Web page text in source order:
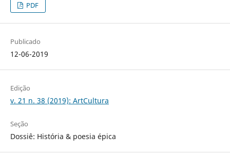
PDF
Publicado
12-06-2019
Edição
v. 21 n. 38 (2019): ArtCultura
Seção
Dossiê: História & poesia épica